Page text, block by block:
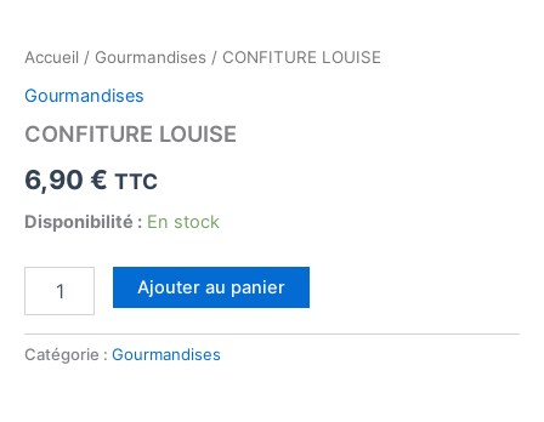
Accueil / Gourmandises / CONFITURE LOUISE
Gourmandises
CONFITURE LOUISE
6,90 € TTC
Disponibilité : En stock
LOUISE
Ajouter au panier
Catégorie : Gourmandises